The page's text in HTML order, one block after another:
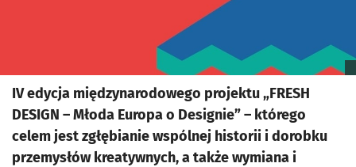
IV edycja międzynarodowego projektu „FRESH
DESIGN – Młoda Europa o Designie” – którego
celem jest zgłębianie wspólnej historii i dorobku
przemysłów kreatywnych, a także wymiana i